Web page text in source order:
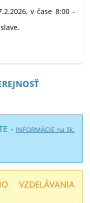
v čase 8:00 -
- INFORMÁCIE na šk.
VZDELÁVANIA